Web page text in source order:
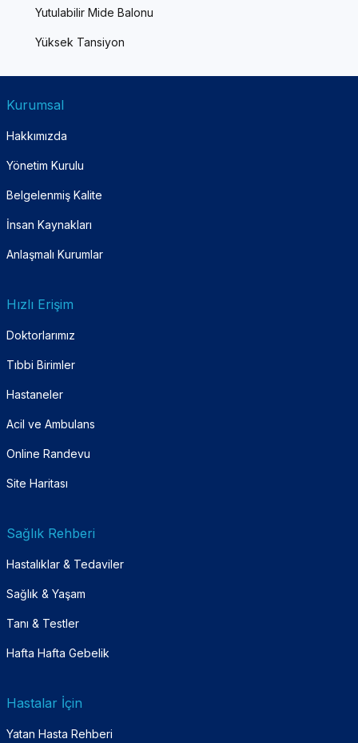
Yutulabilir Mide Balonu
Yüksek Tansiyon
Kurumsal
Hakkımızda
Yönetim Kurulu
Belgelenmiş Kalite
İnsan Kaynakları
Anlaşmalı Kurumlar
Hızlı Erişim
Doktorlarımız
Tıbbi Birimler
Hastaneler
Acil ve Ambulans
Online Randevu
Site Haritası
Sağlık Rehberi
Hastalıklar & Tedaviler
Sağlık & Yaşam
Tanı & Testler
Hafta Hafta Gebelik
Hastalar İçin
Yatan Hasta Rehberi